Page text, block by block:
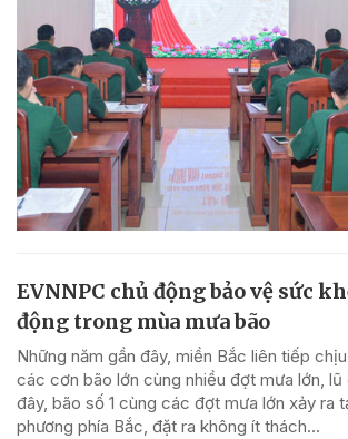
EVNNPC chủ động bảo vệ sức
động trong mùa mưa bão
Những năm gần đây, miền Bắc liên tiếp
các cơn bão lớn cùng nhiều đợt mưa lớn, lũ
đây, bão số 1 cùng các đợt mưa lớn xảy ra
phương phía Bắc, đặt ra không ít thách...